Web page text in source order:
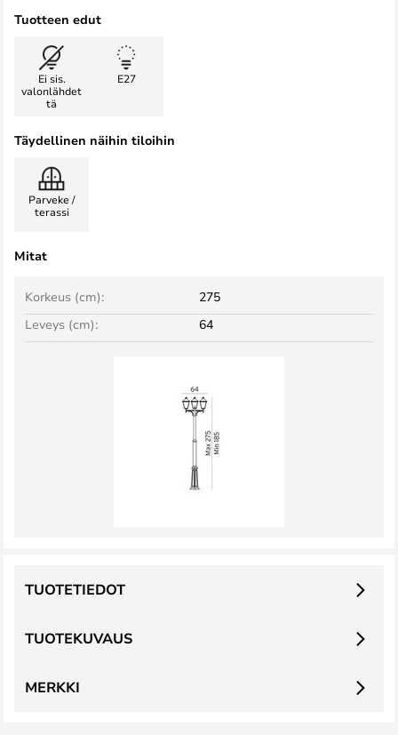
Tuotteen edut
Ei sis.
valonlähdet
tä
E27
Täydellinen näihin tiloihin
Parveke /
terassi
Mitat
Leveys (cm): 64
Korkeus (cm): 275
TUOTEKUVAUS
TUOTETIEDOT
MERKKI